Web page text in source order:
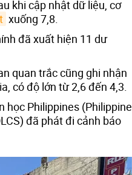
khi cập nhật dữ liệu, cơ
xuống 7,8.
đã xuất hiện 11 dư
quan trắc cũng ghi nhận
có độ lớn từ 2,6 đến 4,3.
học Philippines (Philippine
đã phát đi cảnh báo